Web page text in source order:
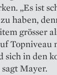
„Es ist
haben,
grösser
Topniveau
sich in den
Mayer.